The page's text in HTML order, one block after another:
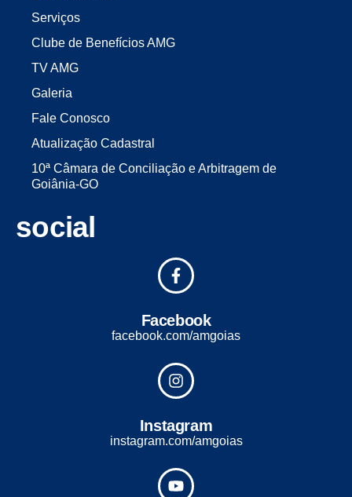
Serviços
Clube de Benefícios AMG
TV AMG
Galeria
Fale Conosco
Atualização Cadastral
10ª Câmara de Conciliação e Arbitragem de
Goiânia-GO
social
Facebook
facebook.com/amgoias
Instagram
instagram.com/amgoias